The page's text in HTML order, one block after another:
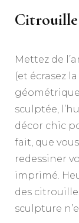
Mettez de
(et écrasez
sculptée,
décor chic
fait, que
redessiner
imprimé.
des
sculpture